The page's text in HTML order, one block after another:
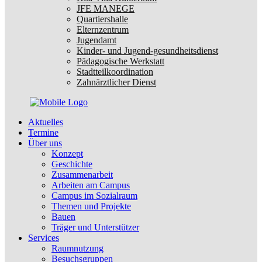
JFE MANEGE
Quartiershalle
Elternzentrum
Jugendamt
Kinder- und Jugend-gesundheitsdienst
Pädagogische Werkstatt
Stadtteilkoordination
Zahnärztlicher Dienst
Aktuelles
Termine
Über uns
Konzept
Geschichte
Zusammenarbeit
Arbeiten am Campus
Campus im Sozialraum
Themen und Projekte
Bauen
Träger und Unterstützer
Services
Raumnutzung
Besuchsgruppen